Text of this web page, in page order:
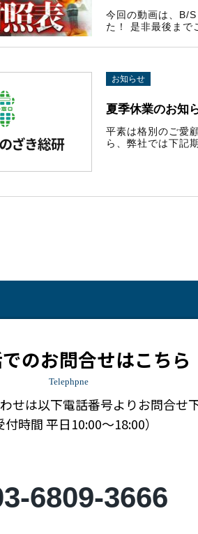
今回の動画は、B/
た！ 是非最後まで
お知らせ
夏季休業のお知
平素は格別のご愛
ら、弊社では下記
のお問合せはこちら
Telephpne
せは以下電話番号よりお問合せ
付時間 平日10:00～18:00）
6809-3666